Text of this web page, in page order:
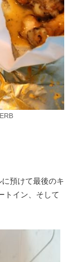
預けて最後のキ
トイン、そして